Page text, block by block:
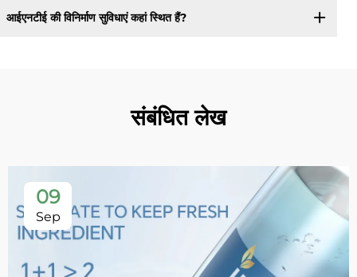
आईएनटीई की विनिर्माण सुविधाएं कहां स्थित हैं?
संबंधित लेख
09
Sep